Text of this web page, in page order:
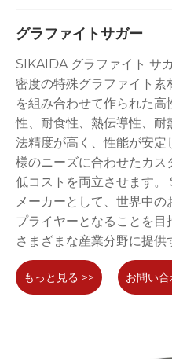
グラファイトサガー
SIKAIDA グラファイト サ
密度の特殊グラファイト
を組み合わせて作られた
性、耐食性、熱伝導性、
法精度が高く、性能が安
様のニーズに合わせたカス
低コストを両立させます
メーカーとして、世界中
プライヤーとなることを
さまざまな産業分野に提供
もっと見る >> お問い